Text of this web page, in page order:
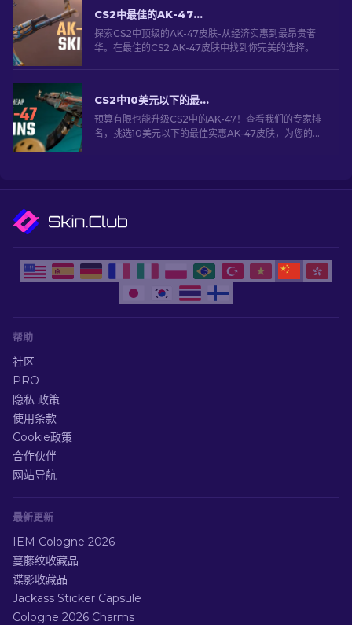
CS2中最佳的AK-47皮肤：横跨各个价格区间
探索CS2中顶级的AK-47皮肤-从经济实惠到最昂贵奢
华。在最佳的CS2 AK-47皮肤中找到你完美的选择。
CS2中10美元以下的最佳实惠AK-47皮肤精选
预算有限也能升级CS2中的AK-47！查看我们的专家排
名，挑选10美元以下的最佳实惠AK-47皮肤，为您的火
帮助
社区
PRO
隐私 政策
使用条款
Cookie政策
合作伙伴
网站导航
最新更新
IEM Cologne 2026
蔓藤纹收藏品
谍影收藏品
Jackass Sticker Capsule
Cologne 2026 Charms